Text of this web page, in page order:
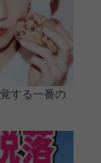
する一番の